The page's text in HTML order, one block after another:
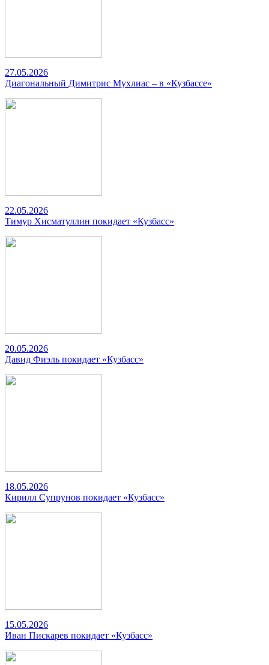
27.05.2026
Диагональный Димитрис Мухлиас – в «Кузбассе»
22.05.2026
Тимур Хисматуллин покидает «Кузбасс»
20.05.2026
Давид Фиэль покидает «Кузбасс»
18.05.2026
Кирилл Супрунов покидает «Кузбасс»
15.05.2026
Иван Пискарев покидает «Кузбасс»